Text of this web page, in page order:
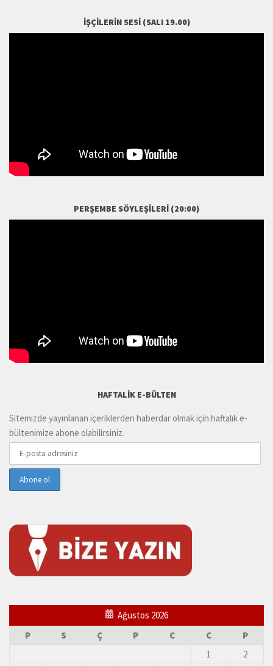
İŞÇILERIN SESI (SALI 19.00)
PERŞEMBE SÖYLEŞILERI (20:00)
HAFTALIK E-BÜLTEN
Sitemizde yayınlanan içeriklerden haberdar olmak için haftalık e-
bültenimize abone olabilirsiniz.
Ağustos 2026
P
S Ç P C C
P
1
2